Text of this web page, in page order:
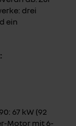
drei
ein
67 kW (92
Motor mit 6-